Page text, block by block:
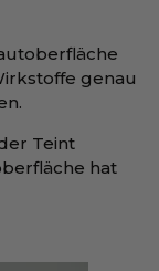
genau
Teint
hat